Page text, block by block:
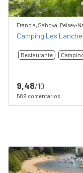
Francia, Saboya, Peisey-
Camping Les
Restaurante
9,48/10
589 comentarios